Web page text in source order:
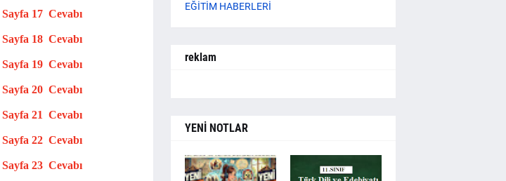
Sayfa 17 Cevabı
Sayfa 18 Cevabı
Sayfa 19 Cevabı
Sayfa 20 Cevabı
Sayfa 21 Cevabı
Sayfa 22 Cevabı
Sayfa 23 Cevabı
EĞİTİM HABERLERİ
reklam
YENİ NOTLAR